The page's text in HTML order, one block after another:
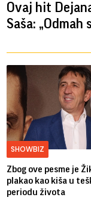
Ovaj hit
Saša: „Odmah
SHOWBIZ
Zbog ove pesme je
plakao kao kiša u
periodu života